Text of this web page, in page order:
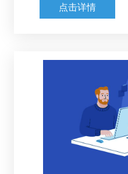
点击详情